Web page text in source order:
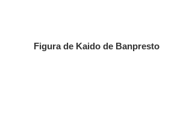
Figura de Kaido de Banpresto